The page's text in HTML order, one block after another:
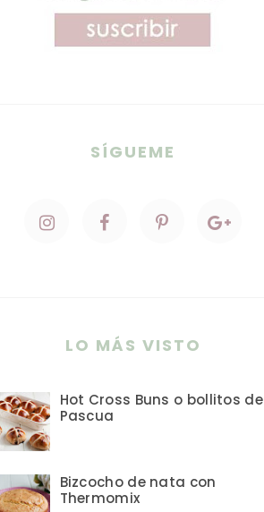
SÍGUEME
LO MÁS VISTO
Hot Cross Buns o bollitos de
Pascua
Bizcocho de nata con
Thermomix